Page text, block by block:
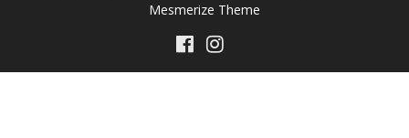
Mesmerize Theme